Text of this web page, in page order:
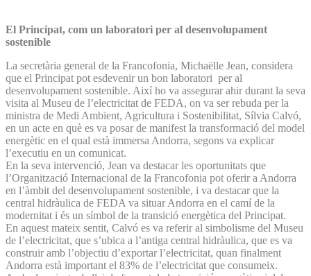
El Principat, com un laboratori per al desenvolupament
sostenible
La secretària general de la Francofonia, Michaëlle Jean, considera
que el Principat pot esdevenir un bon laboratori per al
desenvolupament sostenible. Així ho va assegurar ahir durant la seva
visita al Museu de l’electricitat de FEDA, on va ser rebuda per la
ministra de Medi Ambient, Agricultura i Sostenibilitat, Sílvia Calvó,
en un acte en què es va posar de manifest la transformació del model
energètic en el qual està immersa Andorra, segons va explicar
l’executiu en un comunicat.
En la seva intervenció, Jean va destacar les oportunitats que
l’Organització Internacional de la Francofonia pot oferir a Andorra
en l’àmbit del desenvolupament sostenible, i va destacar que la
central hidràulica de FEDA va situar Andorra en el camí de la
modernitat i és un símbol de la transició energètica del Principat.
En aquest mateix sentit, Calvó es va referir al simbolisme del Museu
de l’electricitat, que s’ubica a l’antiga central hidràulica, que es va
construir amb l’objectiu d’exportar l’electricitat, quan finalment
Andorra està important el 83% de l’electricitat que consumeix.